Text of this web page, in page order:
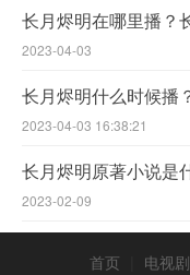
长月烬明在哪里播？
2023-04-03
长月烬明什么时候播
2023-04-03 16:38:21
长月烬明原著小说是
2023-02-09
首页 电视剧